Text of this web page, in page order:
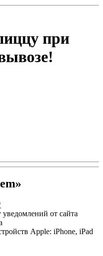
при
от сайта
Apple: iPhone, iPad